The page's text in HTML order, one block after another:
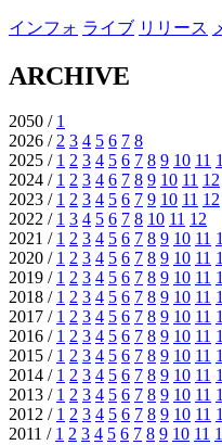
インフォ ライブ リリース
ARCHIVE
2050 / 1
2026 /2 3 4 5 6 7 8
2025 / 1 2 3 4 5 6 7 8 9 10 11
2024 / 1 2 3 4 6 7 8 9 10 11 12
2023 / 1 2 3 4 5 6 7 9 10 11 12
2022 / 1 3 4 5 6 7 8 10 11 12
2021 / 1 2 3 4 5 6 7 8 9 10 11
2020 / 1 2 3 4 5 6 7 8 9 10 11
2019 / 1 2 3 4 5 6 7 8 9 10 11
2018 / 1 2 3 4 5 6 7 8 9 10 11
2017 / 1 2 3 4 5 6 7 8 9 10 11
2016 / 1 2 3 4 5 6 7 8 9 10 11
2015 / 1 2 3 4 5 6 7 8 9 10 11
2014 / 1 2 3 4 5 6 7 8 9 10 11
2013 / 1 2 3 4 5 6 7 8 9 10 11
2012 / 1 2 3 4 5 6 7 8 9 10 11
2011 / 1 2 3 4 5 6 7 8 9 10 11